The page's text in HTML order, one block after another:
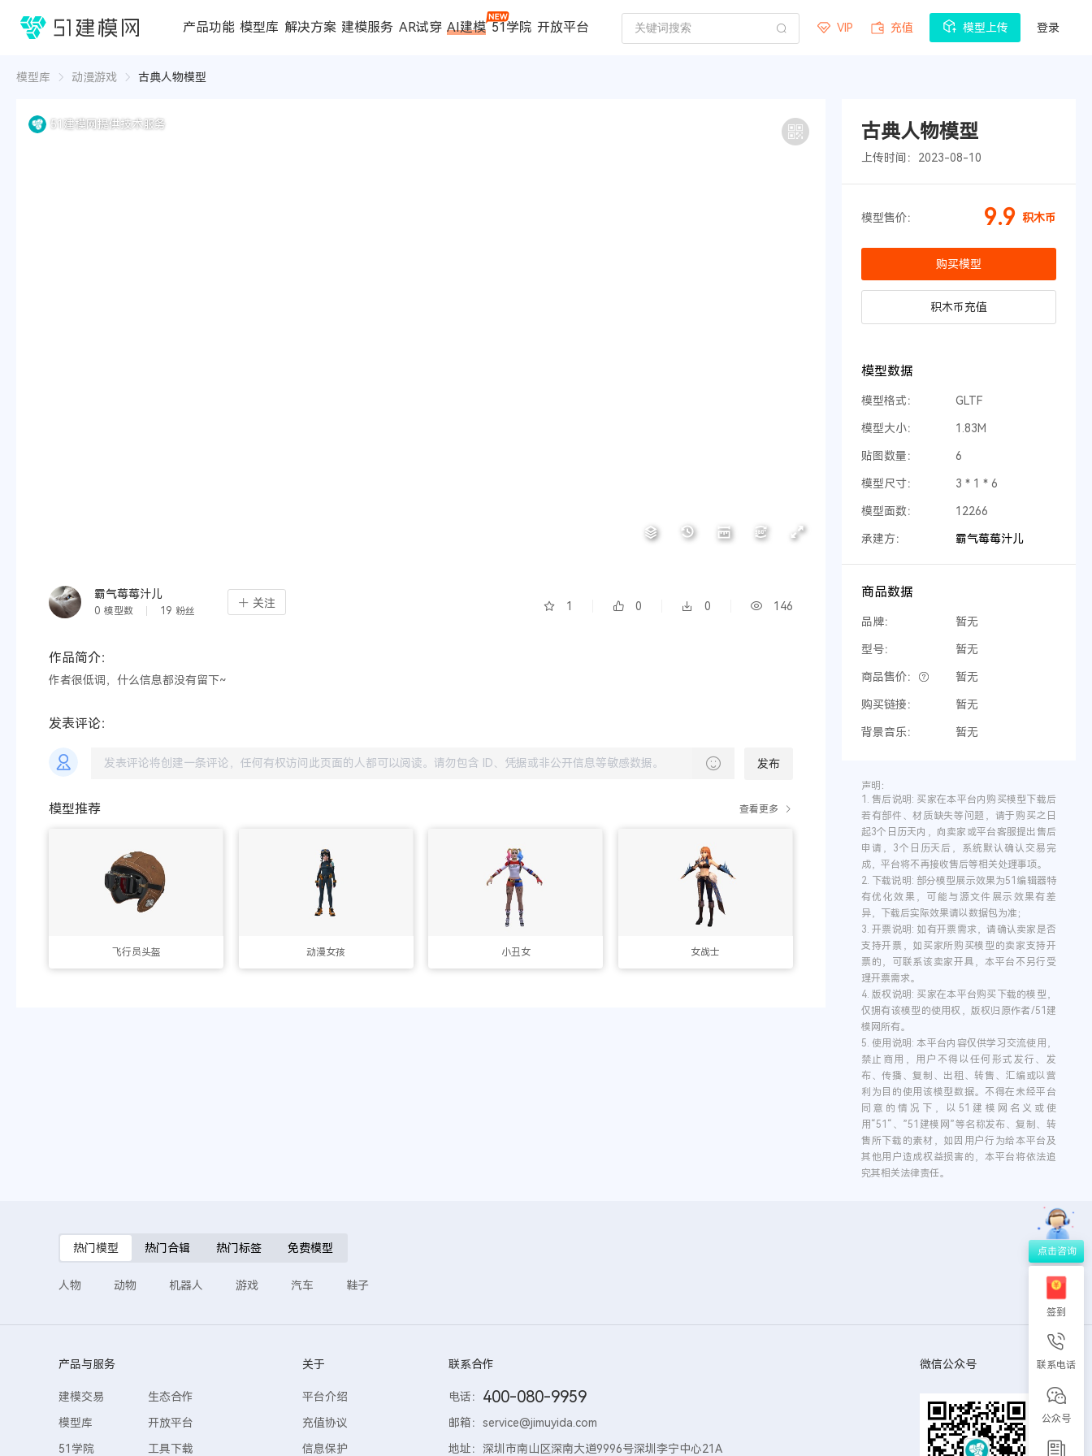
1688
产品功能
3D编辑器
在线3D工具
模型库 解决方案 建模服务 AR试穿 AI建模 51学院 开放平台 VIP 充值 模型上传 登录
模型库 动漫游戏 古典人物模型
51建模网提供技术服务
霸气莓莓汁儿
0 模型数 19 粉丝
关注 1 0 0 146
作品简介：
作者很低调，什么信息都没有留下~
发表评论：
发布
模型推荐 查看更多
飞行员头盔 动漫女孩 小丑女 女战士
古典人物模型
上传时间：2023-08-10
模型售价： 9.9 积木币
购买模型
积木币充值
模型数据
模型格式： GLTF
模型大小： 1.83M
贴图数量： 6
模型尺寸： 3 * 1 * 6
模型面数： 12266
承建方： 霸气莓莓汁儿
商品数据
品牌： 暂无
型号： 暂无
商品售价： 暂无
购买链接： 暂无
背景音乐： 暂无
声明：
1.售后说明: 买家在本平台内购买模型下载后
若有部件、材质缺失等问题，请于购买之日
起3个日历天内，向卖家或平台客服提出售后
申请，3个日历天后，系统默认确认交易完
成，平台将不再接收售后等相关处理事项。
2.
下载说明: 部分模型展示效果为51编辑器特
有优化效果，可能与源文件展示效果有差
异，下载后实际效果请以数据包为准；
3.开票说明: 如有开票需求，请确认卖家是否
支持开票，如买家所购买模型的卖家支持开
票的，可联系该卖家开具，本平台不另行受
理开票需求。
4.版权说明: 买家在本平台购买下载的模型，
仅拥有该模型的使用权，版权归原作者/51建
模网所有。
5.使用说明: 本平台内容仅供学习交流使用，
禁止商用，用户不得以任何形式发行、发
布、传播、复制、出租、转售、汇编或以营
利为目的使用该模型数据。不得在未经平台
同意的情况下，以51建模网名义或使
用“51“、”51建模网”等名称发布、复制、转
售所下载的素材，如因用户行为给本平台及
其他用户造成权益损害的，本平台将依法追
究其相关法律责任。
热门模型 热门合辑 热门标签 免费模型
人物 动物 机器人 游戏 汽车 鞋子
产品与服务
建模交易
生态合作
模型库
开放平台
51学院
工具下载
关于
平台介绍
充值协议
信息保护
联系合作
电话： 400-080-9959
邮箱： service@jimuyida.com
地址： 深圳市南山区深南大道9996号深圳李宁中心21A
微信公众号
签到
联系电话
公众号